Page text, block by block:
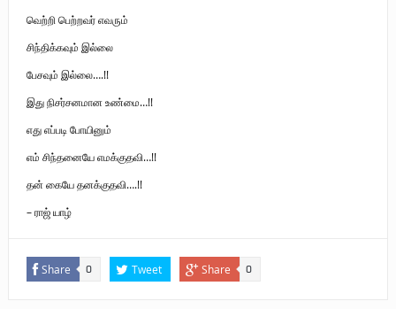
வெற்றி பெற்றவர் எவரும்
சிந்திக்கவும் இல்லை
பேசவும் இல்லை….!!
இது நிசர்சனமான உண்மை…!!
எது எப்படி போயினும்
எம் சிந்தனையே எமக்குதவி…!!
தன் கையே தனக்குதவி….!!
– ராஜ் யாழ்
Share 0 Tweet Share 0